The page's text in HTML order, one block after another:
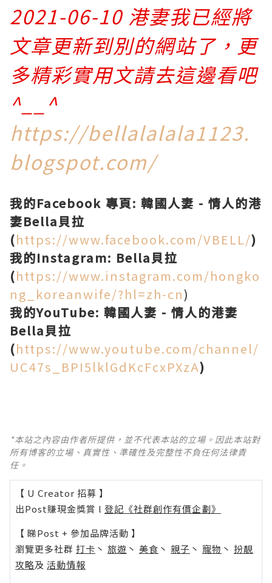
2021-06-10 港妻我已經將
文章更新到別的網站了，更
多精彩實用文請去這邊看吧
^__^
https://bellalalala1123.
blogspot.com/
我的Facebook 專頁: 韓國人妻 - 情人的港
妻Bella貝拉
(https://www.facebook.com/VBELL/)
我的Instagram: Bella貝拉
(https://www.instagram.com/hongko
ng_koreanwife/?hl=zh-cn)
我的YouTube: 韓國人妻 - 情人的港妻
Bella貝拉
(https://www.youtube.com/channel/
UC47s_BPI5lklGdKcFcxPXzA)
*本站之內容由作者所提供，並不代表本站的立場。因此本站對
所有博客的立場、真實性、準確性及完整性不負任何法律責
任。
【 U Creator 招募 】
出Post賺現金獎賞 l 登記《社群創作有價企劃》
【 睇Post + 參加品牌活動 】
瀏覽更多社群 打卡 丶 旅遊 丶 美食 丶 親子 丶 寵物 丶 扮靚
攻略及 活動情報